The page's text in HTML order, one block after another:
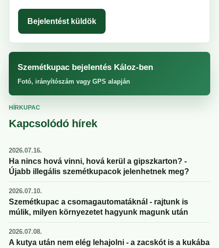
Bejelentést küldök
Szemétkupac bejelentés Káloz-ben
Fotó, irányítószám vagy GPS alapján
HÍRKUPAC
Kapcsolódó hírek
2026.07.16.
Ha nincs hová vinni, hová kerül a gipszkarton? -
Újabb illegális szemétkupacok jelenhetnek meg?
2026.07.10.
Szemétkupac a csomagautomatáknál - rajtunk is
múlik, milyen környezetet hagyunk magunk után
2026.07.08.
A kutya után nem elég lehajolni - a zacskót is a kukába